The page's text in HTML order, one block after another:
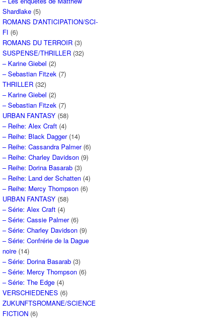
Shardlake (5)
ROMANS D'ANTICIPATION/SCI-
FI (6)
ROMANS DU TERROIR (3)
SUSPENSE/THRILLER (32)
– Karine Giebel (2)
– Sebastian Fitzek (7)
THRILLER (32)
– Karine Giebel (2)
– Sebastian Fitzek (7)
URBAN FANTASY (58)
– Reihe: Alex Craft (4)
– Reihe: Black Dagger(14)
– Reihe: Cassandra Palmer(6)
– Reihe: Charley Davidson (9)
– Reihe: Dorina Basarab (3)
– Reihe: Land der Schatten (4)
– Reihe: Mercy Thompson (6)
URBAN FANTASY (58)
– Série: Alex Craft (4)
– Série: Cassie Palmer(6)
– Série: Charley Davidson (9)
– Série: Confrérie de la Dague
noire (14)
– Série: Dorina Basarab (3)
– Série: Mercy Thompson (6)
– Série: The Edge (4)
VERSCHIEDENES (6)
ZUKUNFTSROMANE/SCIENCE
FICTION (6)